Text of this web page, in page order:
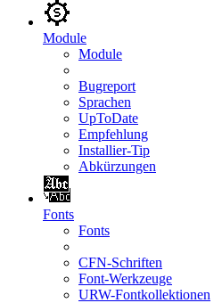
Module
Module
Bugreport
Sprachen
UpToDate
Empfehlung
Installier-Tip
Abkürzungen
Fonts
Fonts
CFN-Schriften
Font-Werkzeuge
URW-Fontkollektionen